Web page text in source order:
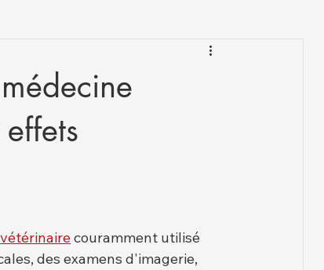
vétérinaire couramment utilisé
des examens d'imagerie,